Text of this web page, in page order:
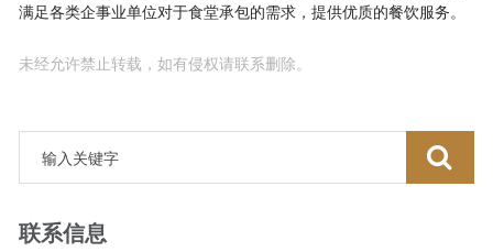
满足各类企事业单位对于食堂承包的需求，提供优质的餐饮服务。
未经允许禁止转载，如有侵权请联系删除。
联系信息